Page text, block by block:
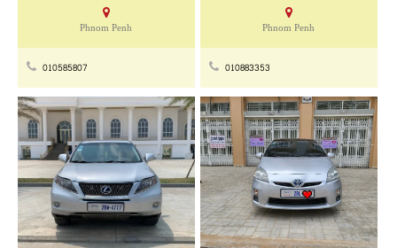
Phnom Penh
010585807
Phnom Penh
010883353